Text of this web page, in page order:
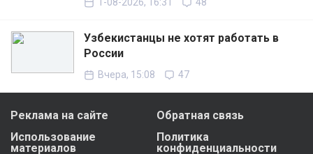
1-08-2026, 16:31 48
Узбекистанцы не хотят работать в
России
Вчера, 15:08 47
Реклама на сайте
Обратная связь
Использование
материалов
Политика
конфиденциальности